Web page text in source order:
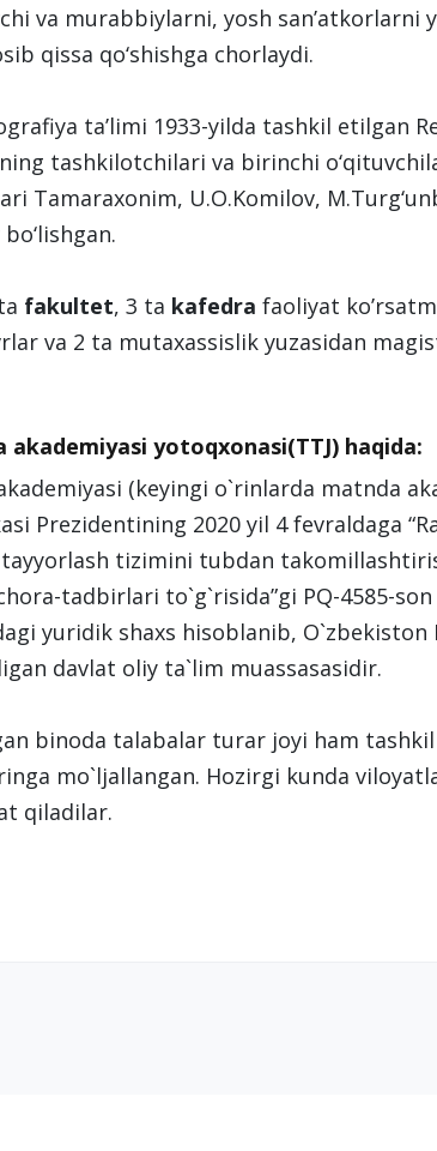
va murabbiylarni, yosh san’atkorlarni
qissa qо‘shishga chorlaydi.
ta’limi 1933-yilda tashkil etilgan
tashkilotchilari va birinchi
Tamaraxonim, U.O.Komilov,
fakultet, 3 ta kafedra faoliyat
va 2 ta mutaxassislik yuzasidan
yotoqxonasi(TTJ) haqida:
(keyingi о`rinlarda matnda
Prezidentining 2020 yil 4 fevraldaga
tizimini tubdan
tadbirlari tо`g`risida”gi PQ-4585-
yuridik shaxs hisoblanib, О`zbekiston
davlat oliy ta`lim muassasasidir.
binoda talabalar turar joyi ham
mо`ljallangan. Hozirgi kunda
qiladilar.